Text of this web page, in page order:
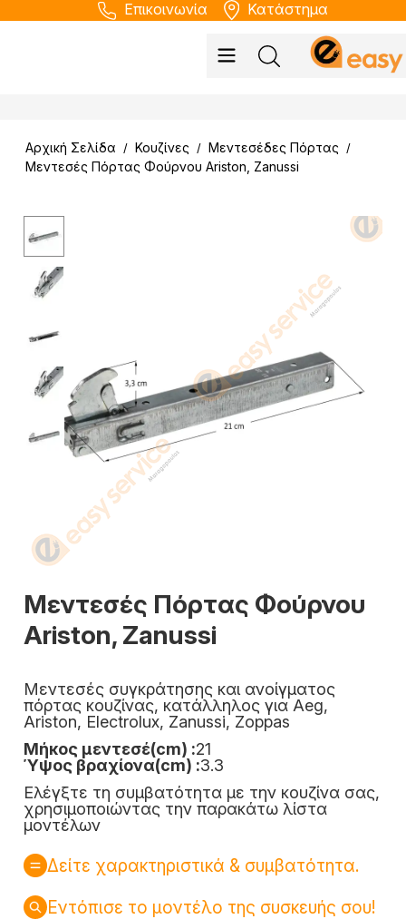
Επικοινωνία Κατάστημα
Αρχική Σελίδα / Κουζίνες / Μεντεσέδες Πόρτας /
Μεντεσές Πόρτας Φούρνου Ariston, Zanussi
Μεντεσές Πόρτας Φούρνου
Ariston, Zanussi
Μεντεσές συγκράτησης και ανοίγματος
πόρτας κουζίνας, κατάλληλος για Aeg,
Ariston, Electrolux, Zanussi, Zoppas
Μήκος μεντεσέ(cm) :21
Ύψος βραχίονα(cm) :3.3
Ελέγξτε τη συμβατότητα με την κουζίνα σας,
χρησιμοποιώντας την παρακάτω λίστα
μοντέλων
Δείτε χαρακτηριστικά & συμβατότητα.
Εντόπισε το μοντέλο της συσκευής σου!